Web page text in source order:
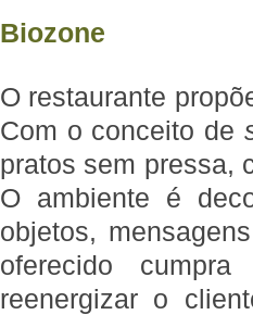
Biozone
O restaurante
Com o conceito de
pratos sem pressa,
O ambiente é
objetos,
oferecido
reenergizar o